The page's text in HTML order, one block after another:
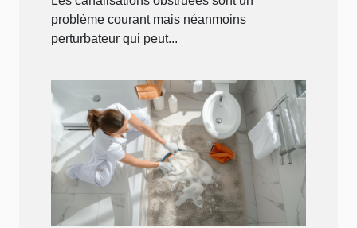
problème courant mais néanmoins
perturbateur qui peut...